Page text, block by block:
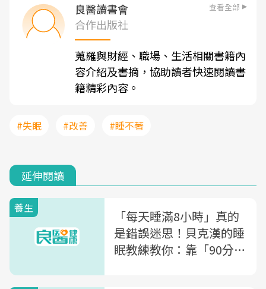
良醫讀書會 查看全部
合作出版社
蒐羅與財經、職場、生活相關書籍內
容介紹及書摘，協助讀者快速閱讀書
籍精彩內容。
#失眠 #改善 #睡不著
延伸閱讀
養生
「每天睡滿8小時」真的
是錯誤迷思！貝克漢的睡
眠教練教你：靠「90分鐘